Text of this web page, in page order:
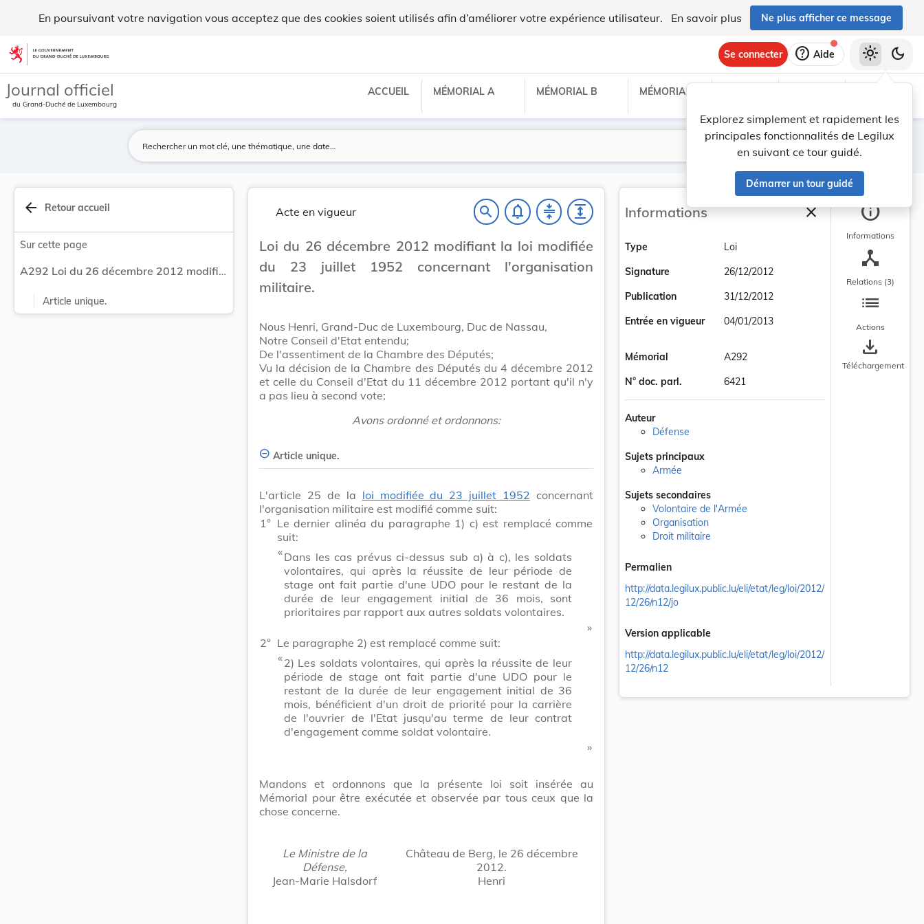
En poursuivant votre navigation vous acceptez que des cookies soient utilisés afin d’améliorer votre expérience utilisateur. En savoir plus Ne plus afficher ce message
Aller au contenu
Se connecter help Aide
Explorez simplement et rapidement les
principales fonctionnalités de Legilux
en suivant ce tour guidé.
Démarrer un tour guidé
light_mode dark_mode
Journal officiel
du Grand-Duché de Luxembourg
ACCUEIL MÉMORIAL A MÉMORIAL B MÉMORIAL C
Lancer la recherche
Filtres
arrow_back Retour accueil
Sur cette page
A292 Loi du 26 décembre 2012 modifiant la loi modifiée du 23 juillet 1952 concernant l'organisation militaire.
Article unique.
Acte en vigueur search notifications_none compress expand
Loi du 26 décembre 2012 modifiant la loi modifiée
du 23 juillet 1952 concernant l'organisation
militaire.
Nous Henri, Grand-Duc de Luxembourg, Duc de Nassau,
Notre Conseil d'Etat entendu;
De l'assentiment de la Chambre des Députés;
Vu la décision de la Chambre des Députés du 4 décembre 2012
et celle du Conseil d'Etat du 11 décembre 2012 portant qu'il n'y
a pas lieu à second vote;
Avons ordonné et ordonnons:
Article unique.
L'article 25 de la loi modifiée du 23 juillet 1952 concernant
l'organisation militaire est modifié comme suit:
1° Le dernier alinéa du paragraphe 1) c) est remplacé comme
suit:
​ «Dans les cas prévus ci-dessus sub a) à c), les soldats
volontaires, qui après la réussite de leur période de
stage ont fait partie d'une UDO pour le restant de la
durée de leur engagement initial de 36 mois, sont
prioritaires par rapport aux autres soldats volontaires.
​ »
2° Le paragraphe 2) est remplacé comme suit:
​ «2) Les soldats volontaires, qui après la réussite de leur
période de stage ont fait partie d'une UDO pour le
restant de la durée de leur engagement initial de 36
mois, bénéficient d'un droit de priorité pour la carrière
de l'ouvrier de l'Etat jusqu'au terme de leur contrat
d'engagement comme soldat volontaire.
​ »
Mandons et ordonnons que la présente loi soit insérée au
Mémorial pour être exécutée et observée par tous ceux que la
chose concerne.
Le Ministre de la
Défense,
Jean-Marie Halsdorf
Château de Berg, le 26 décembre
2012.
Henri
Informations closeFermer la barre
Type
Loi
Signature
26/12/2012
Publication
31/12/2012
Entrée en vigueur
04/01/2013
Mémorial
A292
N° doc. parl.
6421
Auteur
Défense
Sujets principaux
Armée
Sujets secondaires
Volontaire de l'Armée
Organisation
Droit militaire
Permalien
http://data.legilux.public.lu/eli/etat/leg/loi/2012/
12/26/n12/jo
Version applicable
http://data.legilux.public.lu/eli/etat/leg/loi/2012/
12/26/n12
info
Informations
device_hub
Relations (3)
list
Actions
save_alt
Téléchargement